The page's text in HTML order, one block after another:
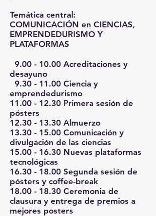
Temática central:
COMUNICACIÓN en CIENCIAS,
EMPRENDEDURISMO Y
PLATAFORMAS
9.00 - 10.00 Acreditaciones y
desayuno
9.30 - 11.00 Ciencia y
emprendedurismo
11.00 - 12.30 Primera sesión de
pósters
12.30 - 13.30 Almuerzo
13.30 - 15.00 Comunicación y
divulgación de las ciencias
15.00 - 16.30 Nuevas plataformas
tecnológicas
16.30 - 18.00 Segunda sesión de
pósters y coffee-break
18.00 - 18.30 Ceremonia de
clausura y entrega de premios a
mejores posters